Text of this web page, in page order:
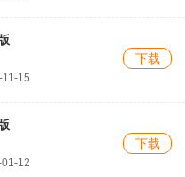
15
下载
12
下载